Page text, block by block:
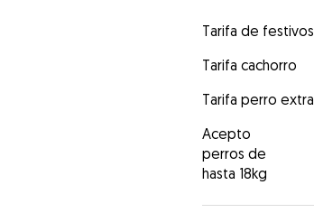
Tarifa de festivos
Tarifa cachorro
Tarifa perro extra
Acepto
perros de
hasta 18kg